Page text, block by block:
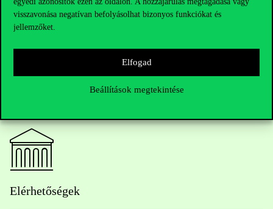
visszavonása negatívan befolyásolhat bizonyos funkciókat és
jellemzőket.
Elfogad
Beállítások megtekintése
Elérhetőségek